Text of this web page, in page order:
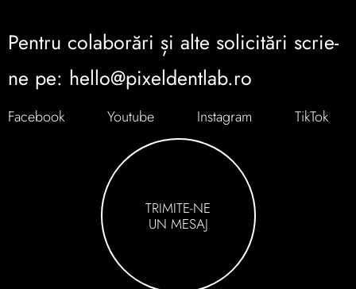
Pentru colaborări și alte solicitări scrie-
ne pe: hello@pixeldentlab.ro
Facebook Youtube Instagram TikTok
TRIMITE-NE
UN MESAJ